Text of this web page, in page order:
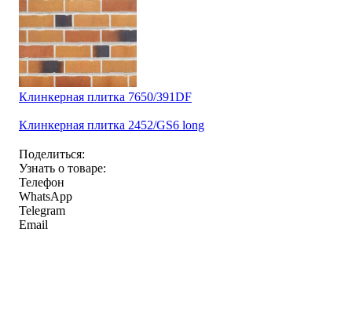
Клинкерная плитка 7650/391DF
Клинкерная плитка 2452/GS6 long
Поделиться:
Узнать о товаре:
Телефон
WhatsApp
Telegram
Email